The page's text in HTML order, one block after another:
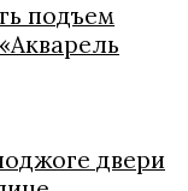
подъем
двери